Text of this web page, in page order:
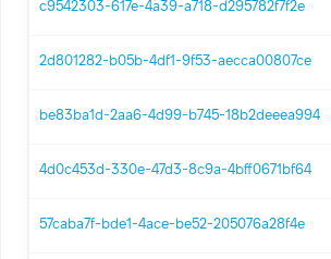
c9542303-617e-4a39-a718-d295782f7f2e
2d801282-b05b-4df1-9f53-aecca00807ce
be83ba1d-2aa6-4d99-b745-18b2deeea994
4d0c453d-330e-47d3-8c9a-4bff0671bf64
57caba7f-bde1-4ace-be52-205076a28f4e